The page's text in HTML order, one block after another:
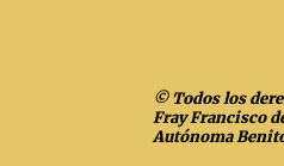
© Todos los
Fray Francisco
Autónoma